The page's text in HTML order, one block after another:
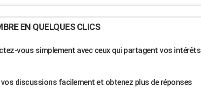
EN QUELQUES CLICS
vous simplement avec ceux qui partagent vos intérêts
vos discussions facilement et obtenez plus de réponses